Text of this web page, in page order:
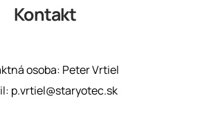
Kontakt
osoba: Peter Vrtiel
p.vrtiel@staryotec.sk